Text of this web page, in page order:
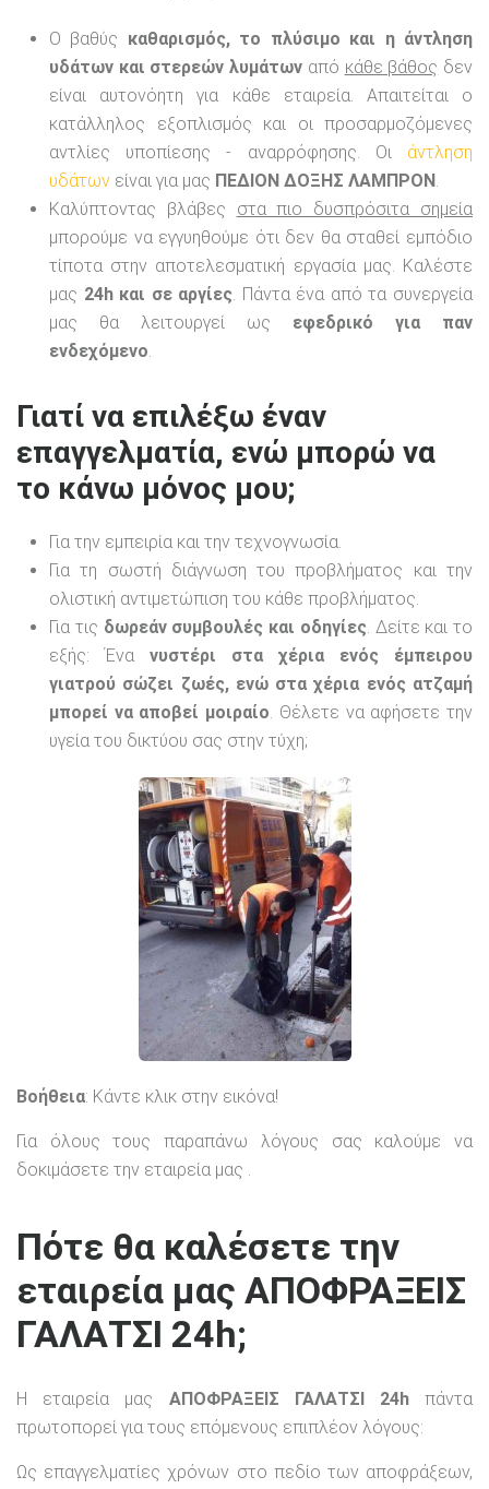
Ο βαθύς καθαρισμός, το πλύσιμο και η άντληση
υδάτων και στερεών λυμάτων από κάθε βάθος δεν
είναι αυτονόητη για κάθε εταιρεία. Απαιτείται ο
κατάλληλος εξοπλισμός και οι προσαρμοζόμενες
αντλίες υποπίεσης - αναρρόφησης. Οι άντληση
υδάτων είναι για μας ΠΕΔΙΟΝ ΔΟΞΗΣ ΛΑΜΠΡΟΝ.
Καλύπτοντας βλάβες στα πιο δυσπρόσιτα σημεία
μπορούμε να εγγυηθούμε ότι δεν θα σταθεί εμπόδιο
τίποτα στην αποτελεσματική εργασία μας. Καλέστε
μας 24h και σε αργίες. Πάντα ένα από τα συνεργεία
μας θα λειτουργεί ως εφεδρικό για παν
ενδεχόμενο.
Γιατί να επιλέξω έναν
επαγγελματία, ενώ μπορώ να
το κάνω μόνος μου;
Για την εμπειρία και την τεχνογνωσία.
Για τη σωστή διάγνωση του προβλήματος και την
ολιστική αντιμετώπιση του κάθε προβλήματος.
Για τις δωρεάν συμβουλές και οδηγίες. Δείτε και το
εξής: Ένα νυστέρι στα χέρια ενός έμπειρου
γιατρού σώζει ζωές, ενώ στα χέρια ενός ατζαμή
μπορεί να αποβεί μοιραίο. Θέλετε να αφήσετε την
υγεία του δικτύου σας στην τύχη;
Βοήθεια: Κάντε κλικ στην εικόνα!
Για όλους τους παραπάνω λόγους σας καλούμε να
δοκιμάσετε την εταιρεία μας .
Πότε θα καλέσετε την
εταιρεία μας ΑΠΟΦΡΑΞΕΙΣ
ΓΑΛΑΤΣΙ 24h;
Η εταιρεία μας ΑΠΟΦΡΑΞΕΙΣ ΓΑΛΑΤΣΙ 24hπάντα
πρωτοπορεί για τους επόμενους επιπλέον λόγους:
Ως επαγγελματίες χρόνων στο πεδίο των αποφράξεων,